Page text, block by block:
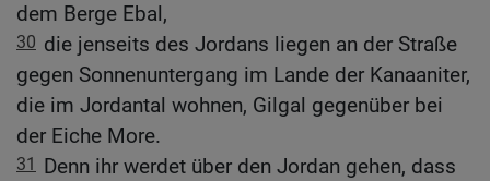
dem Berge Ebal,
30 die jenseits des Jordans liegen an der Straße
gegen Sonnenuntergang im Lande der Kanaaniter,
die im Jordantal wohnen, Gilgal gegenüber bei
der Eiche More.
31
Denn ihr werdet über den Jordan gehen, dass